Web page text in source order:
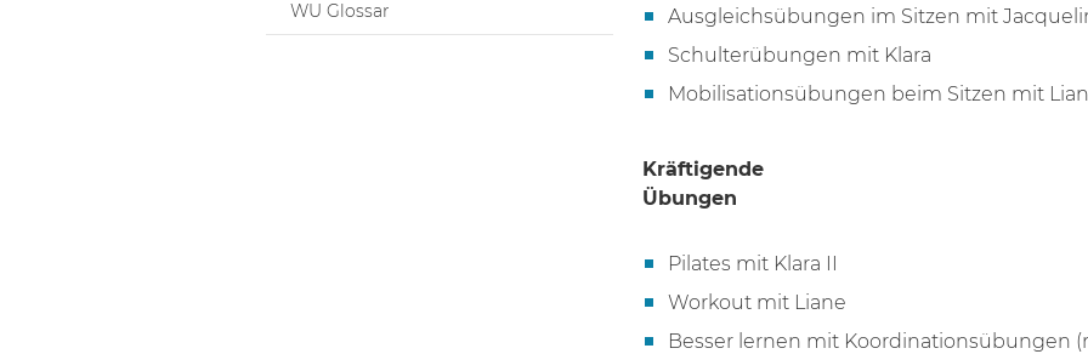
WU Glossar
Ausgleichsübungen im Sitzen mit
Schulterübungen mit Klara
Mobilisationsübungen beim Sitzen mit
Kräftigende
Übungen
Pilates mit Klara II
Workout mit Liane
Besser lernen mit Koordinationsübungen